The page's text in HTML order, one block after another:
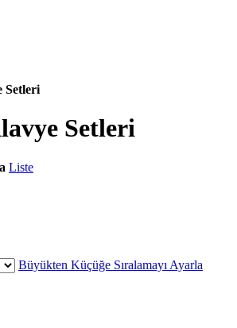
Setleri
Setleri
Liste
Büyükten Küçüğe Sıralamayı Ayarla